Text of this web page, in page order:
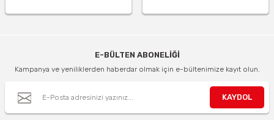
E-BÜLTEN ABONELİĞİ
Kampanya ve yeniliklerden haberdar olmak için e-bültenimize kayıt olun.
KAYDOL